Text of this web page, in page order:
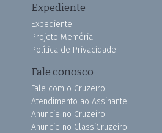
Expediente
Expediente
Projeto Memória
Política de Privacidade
Fale conosco
Fale com o Cruzeiro
Atendimento ao Assinante
Anuncie no Cruzeiro
Anuncie no ClassiCruzeiro